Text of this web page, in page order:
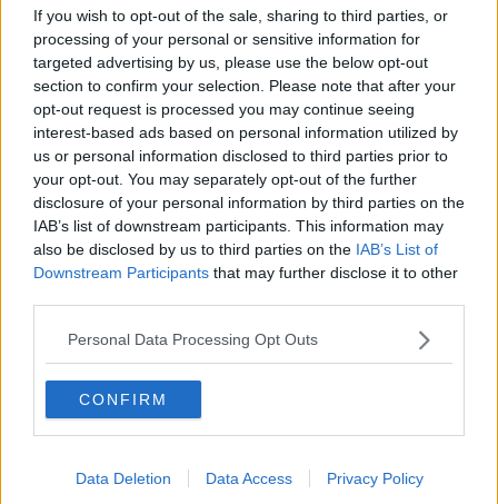
If you wish to opt-out of the sale, sharing to third parties, or
processing of your personal or sensitive information for
targeted advertising by us, please use the below opt-out
section to confirm your selection. Please note that after your
opt-out request is processed you may continue seeing
interest-based ads based on personal information utilized by
us or personal information disclosed to third parties prior to
your opt-out. You may separately opt-out of the further
disclosure of your personal information by third parties on the
IAB’s list of downstream participants. This information may
also be disclosed by us to third parties on the IAB’s List of
Downstream Participants that may further disclose it to other
Personal Data Processing Opt Outs
CONFIRM
Data Deletion Data Access Privacy Policy
persone disabili assistite nelle struttureFalciai Chianini, Mosaico
e Helios. Infatti, è emerso che da inizio 2015, con un colpo di
mano della precedente amministrazione, era stato fissato il tetto
massimo del contributo in capo alle famiglie fino a un massimo di
44 euro giornalieri. Adesso, invece, lo abbiamo abbassato a
massimo 30 euro al giorno . Il combinato disposto di questa scelta
amministrativa e di una modifica normativa nazionale, che ha tolto il
contributo per l’accompagnamento dall’Isee, farà di Arezzo uno dei
Comuni più attenti alle esigenze delle famiglie e dei disabili.
Abbiamo voluto supplire alla sperequazione adottata dalla
precedente amministrazione e ci siamo riusciti".
Con queste parole l'assessoreLucia Tantidà conto della scelta
stabilito con il coordinamento delle famiglie dei disabili, ci
incontreremo nuovamente per valutare assieme l’efficacia di questi
provvedimenti. Sono proprio questi gli interventi che mostrano
come laGiunta Ghinellimetta al centro la famiglia e le persone
con difficoltà, riuscendo anche in un periodo economicamente
critico ad alleviare i costi, dare supporto diretto alle persone con
oggi sono fuori dal perimetro dei servizi, e non per scelta. Per ora
siamo intervenuti nelle situazioni più critiche e abbiamo messo un